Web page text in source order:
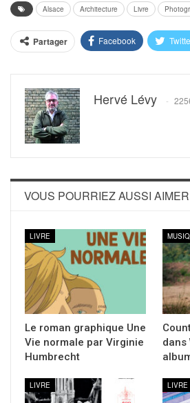
Alsace Architecture Livre
Partager Facebook
Hervé Lévy
VOUS POURRIEZ AUSSI AIMER
LIVRE
Le roman graphique Une
Vie normale par Virginie
Humbrecht
dans
LIVRE LIVRE